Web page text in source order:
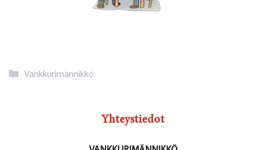
Kategoriat
Vankkurimännikkö
Yhteystiedot